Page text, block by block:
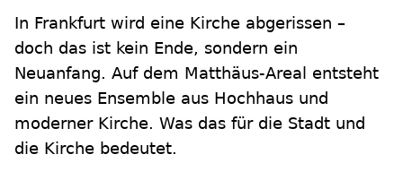
In Frankfurt wird eine Kirche abgerissen –
doch das ist kein Ende, sondern ein
Neuanfang. Auf dem Matthäus-Areal entsteht
ein neues Ensemble aus Hochhaus und
moderner Kirche. Was das für die Stadt und
die Kirche bedeutet.